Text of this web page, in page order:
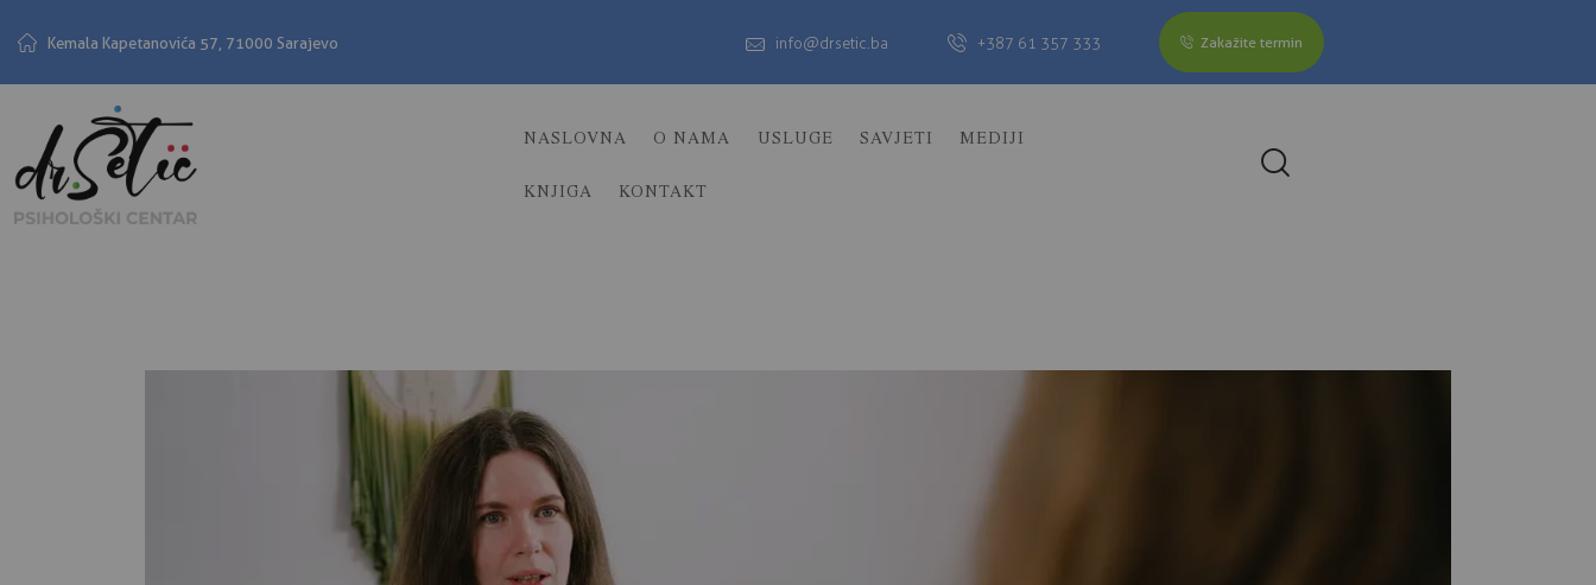
Kemala Kapetanovića 57, 71000 Sarajevo info@drsetic.ba +387 61 357 333 Zakažite termin
NASLOVNA O NAMA USLUGE SAVJETI MEDIJI
KNJIGA KONTAKT